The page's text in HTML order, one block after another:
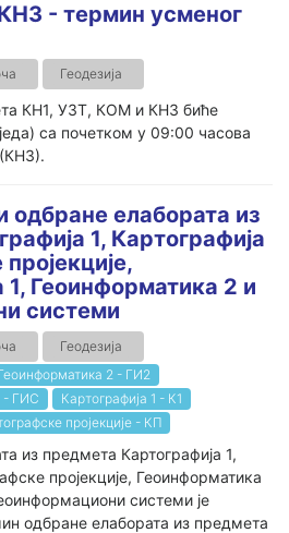
- термин усменог
Геодезија
КН1, УЗТ, КОМ и КН3 биће
са почетком у 09:00 часова
одбране елабората из
1, Картографија
Геоинформатика 2 и
системи
Геодезија
2 - ГИ2
- ГИС
Картографија 1 - К1
пројекције - КП
из предмета Картографија 1,
пројекције, Геоинформатика
системи је
одбране елабората из предмета